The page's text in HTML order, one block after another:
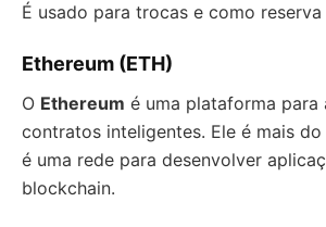
É usado para trocas e como reserva
Ethereum (ETH)
O Ethereum é uma plataforma para
contratos inteligentes. Ele é mais do
é uma rede para desenvolver
blockchain.